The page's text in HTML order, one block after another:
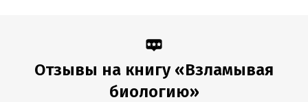
Отзывы на книгу «Взламывая
биологию»